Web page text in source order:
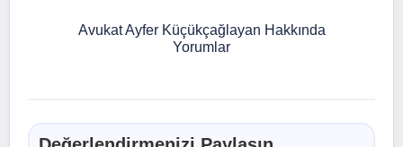
Avukat Ayfer Küçükçağlayan Hakkında
Yorumlar